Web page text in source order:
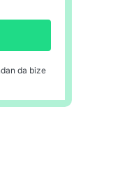
da bize